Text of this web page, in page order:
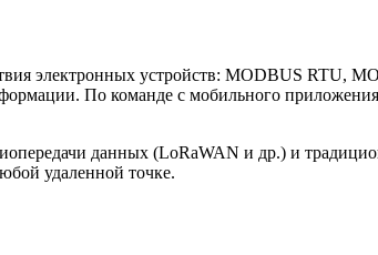
электронных устройств: MODBUS RTU,
По команде с мобильного
данных (LoRaWAN и др.) и
удаленной точке.